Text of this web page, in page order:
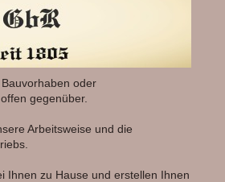
oder
gegenüber.
Arbeitsweise und die
Ihnen zu Hause und erstellen Ihnen